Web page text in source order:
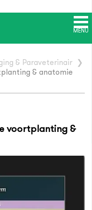
MENU
& Paraveterinair ❯
& anatomie
voortplanting &